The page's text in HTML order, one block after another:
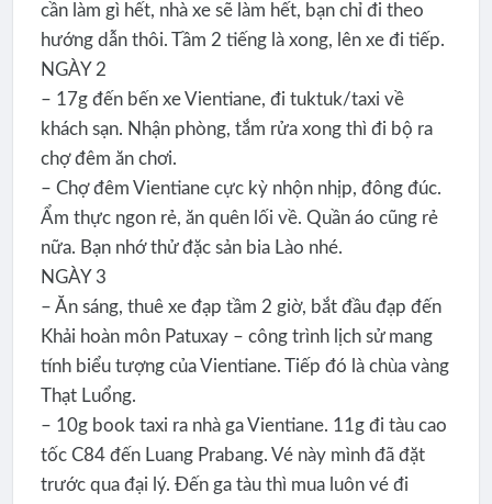
cần làm gì hết, nhà xe sẽ làm hết, bạn chỉ đi theo
hướng dẫn thôi. Tầm 2 tiếng là xong, lên xe đi tiếp.
NGÀY 2
– 17g đến bến xe Vientiane, đi tuktuk/taxi về
khách sạn. Nhận phòng, tắm rửa xong thì đi bộ ra
chợ đêm ăn chơi.
– Chợ đêm Vientiane cực kỳ nhộn nhịp, đông đúc.
Ẩm thực ngon rẻ, ăn quên lối về. Quần áo cũng rẻ
nữa. Bạn nhớ thử đặc sản bia Lào nhé.
NGÀY 3
– Ăn sáng, thuê xe đạp tầm 2 giờ, bắt đầu đạp đến
Khải hoàn môn Patuxay – công trình lịch sử mang
tính biểu tượng của Vientiane. Tiếp đó là chùa vàng
Thạt Luổng.
– 10g book taxi ra nhà ga Vientiane. 11g đi tàu cao
tốc C84 đến Luang Prabang. Vé này mình đã đặt
trước qua đại lý. Đến ga tàu thì mua luôn vé đi